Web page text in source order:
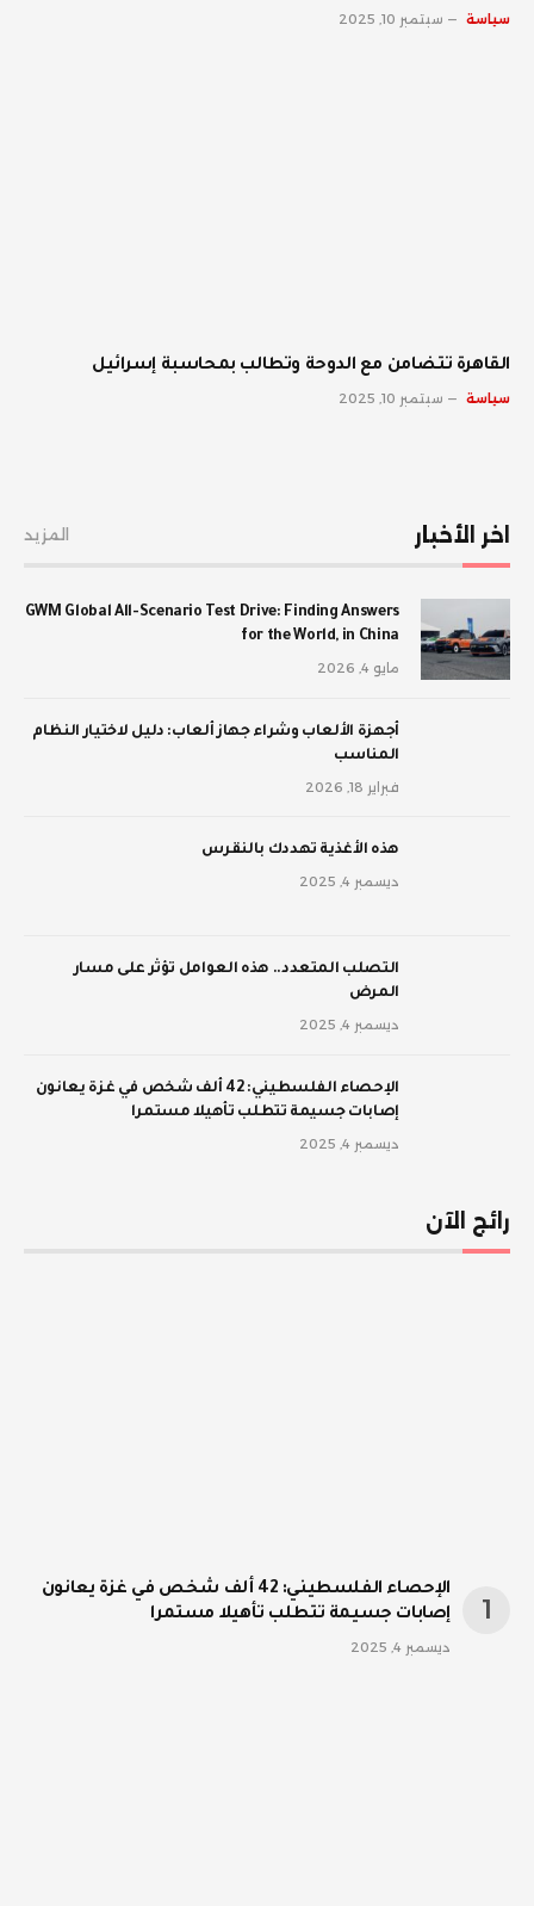
سياسة سبتمبر 10, 2025
القاهرة تتضامن مع الدوحة وتطالب بمحاسبة إسرائيل
سياسة سبتمبر 10, 2025
اخر الأخبار المزيد
GWM Global All-Scenario Test Drive: Finding Answers
for the World, in China
مايو 4, 2026
أجهزة الألعاب وشراء جهاز ألعاب: دليل لاختيار النظام
المناسب
فبراير 18, 2026
‫هذه الأغذية تهددك بالنقرس
ديسمبر 4, 2025
‫التصلب المتعدد.. هذه العوامل تؤثر على مسار
المرض
ديسمبر 4, 2025
الإحصاء الفلسطيني: 42 ألف شخص في غزة يعانون
إصابات جسيمة تتطلب تأهيلا مستمرا
ديسمبر 4, 2025
رائج الآن
الإحصاء الفلسطيني: 42 ألف شخص في غزة يعانون
إصابات جسيمة تتطلب تأهيلا مستمرا
ديسمبر 4, 2025